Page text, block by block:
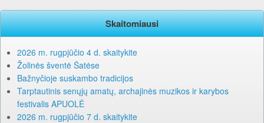
Skaitomiausi
2026 m. rugpjūčio 4 d. skaitykite
Žolinės šventė Šatėse
Bažnyčioje suskambo tradicijos
Tarptautinis senųjų amatų, archajinės muzikos ir karybos
festivalis APUOLĖ
2026 m. rugpjūčio 7 d. skaitykite